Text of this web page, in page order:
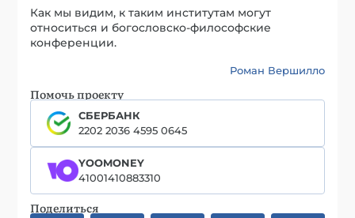
Как мы видим, к таким институтам могут
относиться и богословско-философские
конференции.
Роман Вершилло
Помочь проекту
СБЕРБАНК
2202 2036 4595 0645
YOOMONEY
41001410883310
Поделиться